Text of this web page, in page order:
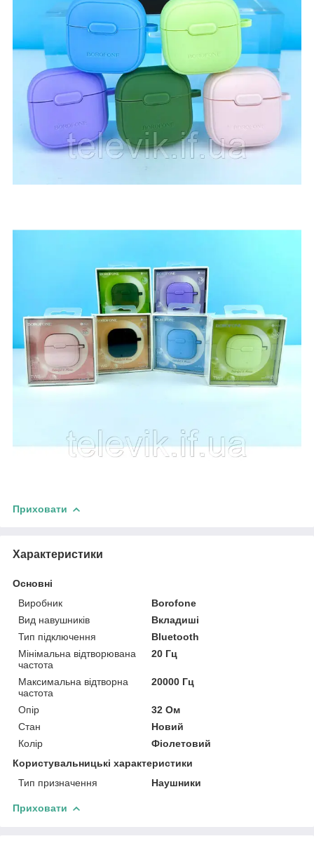
Приховати
Характеристики
Основні
Виробник
Borofone
Вид навушників
Вкладиші
Тип підключення
Bluetooth
Мінімальна відтворювана
частота
20 Гц
Максимальна відтворна
частота
20000 Гц
Опір
32 Ом
Стан
Новий
Колір
Фіолетовий
Користувальницькі характеристики
Тип призначення
Наушники
Приховати